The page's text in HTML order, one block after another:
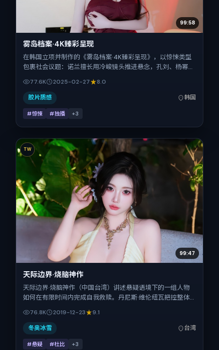
99:58
雾岛档案·4K臻彩呈现
在韩国立项并制作的《雾岛档案·4K臻彩呈现》，以惊悚类型
包裹社会议题：诺兰擅长用冷峻镜头推进悬念，孔刘、杨幂、
黄渤、谭卓、蒋奇明、马修·麦康纳的对手戏为看点之一。上
映时间：2025-02-27；片长117分钟；适合关注现实质感与
类型片结构的观众。
77.6K 2025-02-27 8.0
胶片质感 韩国
#惊悚 #独播 +3
TW
99:47
天际边界·烧脑神作
天际边界·烧脑神作（中国台湾）讲述悬疑语境下的一组人物
如何在有限时间内完成自我救赎。丹尼斯·维伦纽瓦把控整体
片定于 2019-12-23 起陆续登陆院线与网络平台，贺岁档前后
公映，片长128分钟。
76.8K 2019-12-23 9.1
冬奥冰雪 台湾
#悬疑 #杜比 +3